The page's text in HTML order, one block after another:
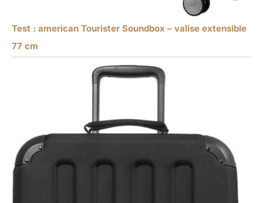
Test : american Tourister Soundbox – valise extensible
77 cm